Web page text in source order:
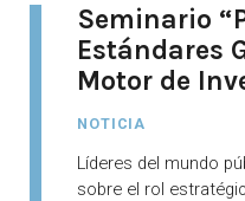
Seminario
Estándares
Motor de
NOTICIA
Líderes del mundo
sobre el rol